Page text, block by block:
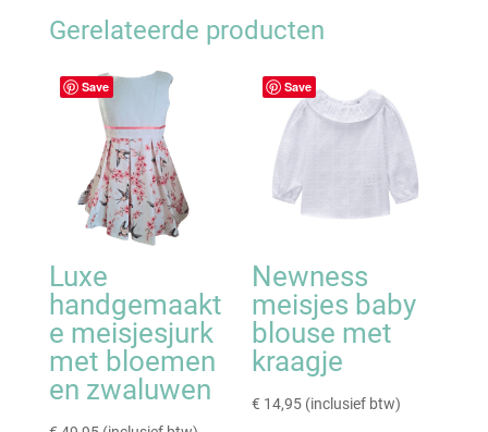
Gerelateerde producten
Save
Luxe
handgemaakt
e meisjesjurk
met bloemen
en zwaluwen
Save
Newness
meisjes baby
blouse met
kraagje
€ 14,95 (inclusief btw)